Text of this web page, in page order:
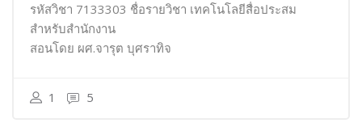
รหัสวิชา 7133303 ชื่อรายวิชา เทคโนโลยีสื่อประสม
สำหรับสำนักงาน
สอนโดย ผศ.จารุต บุศราทิจ
1 5